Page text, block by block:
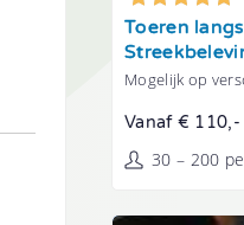
Tonen
Toeren
Mogelijk op
Vanaf € 110,-
30 – 200